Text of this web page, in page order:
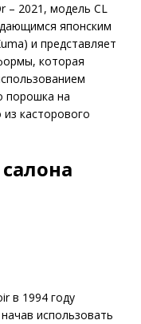
– 2021, модель CL
японским
и представляет
которая
порошка на
касторового
в 1994 году
использовать